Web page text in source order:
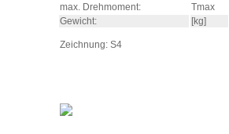
max. Drehmoment:
Tmax
Gewicht:
[kg]
Zeichnung: S4